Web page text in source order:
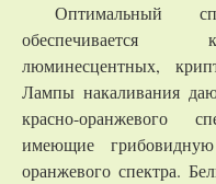
Оптимальный
обеспечивается
люминесцентных,
Лампы накаливания
красно-оранжевого
имеющие
оранжевого спектра.